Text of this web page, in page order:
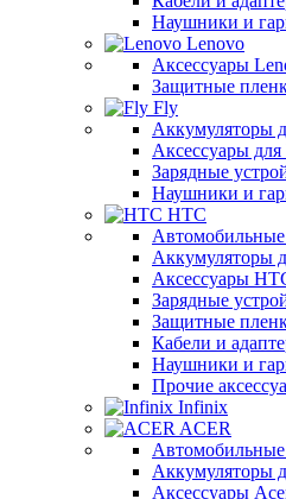
Наушники и
Lenovo
Аксессуары
Защитные
Fly
Аккумуляторы
Аксессуары
Зарядные
Наушники и
HTC
Автомобильные
Аккумуляторы
Аксессуары
Зарядные
Защитные
Кабели и
Наушники и
Прочие
Infinix
ACER
Автомобильные
Аккумуляторы
Аксессуары